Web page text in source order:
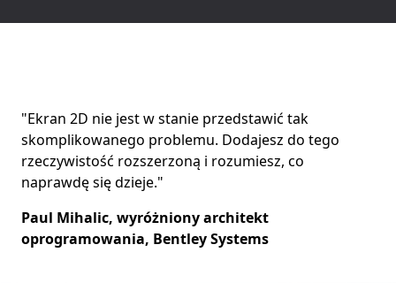
"Ekran 2D nie jest w stanie przedstawić tak
skomplikowanego problemu. Dodajesz do tego
rzeczywistość rozszerzoną i rozumiesz, co
naprawdę się dzieje."
Paul Mihalic, wyróżniony architekt
oprogramowania, Bentley Systems